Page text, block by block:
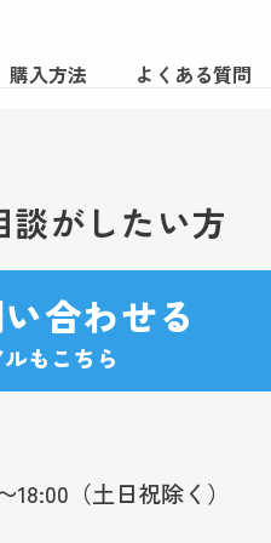
購入方法 よくある質問
談がしたい方
合わせる
もこちら
18:00（土日祝除く）